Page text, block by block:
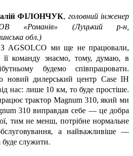
ФІЛОНЧУК, головний інженер
«Романів» (Луцький р-н,
обл.)
З AGSOLCO ми ще не працювали,
її команду знаємо, тому, думаю, в
будемо співпрацювати.
дилерський центр Case IH
нас: лише 10 км, то буде простіше.
трактор Magnum 310, який ми
310 виправдав себе — це добра
тим не менш, потрібне нормальне
а найважливіше —
буде служити.